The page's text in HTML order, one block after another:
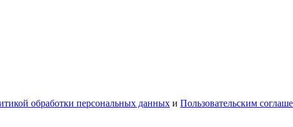
обработки персональных данных и Пользовательским